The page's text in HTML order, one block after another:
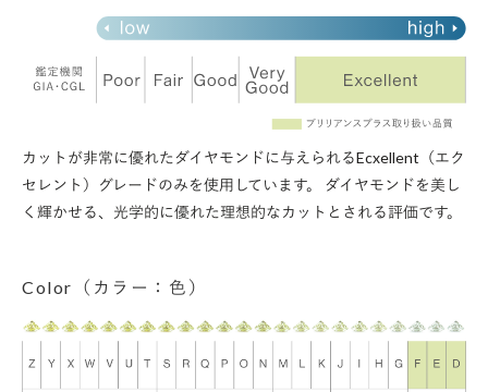
カットが非常に優れたダイヤモンドに与えられるEcxellent（エク
セレント）グレードのみを使用しています。 ダイヤモンドを美し
く輝かせる、光学的に優れた理想的なカットとされる評価です。
Color（カラー：色）